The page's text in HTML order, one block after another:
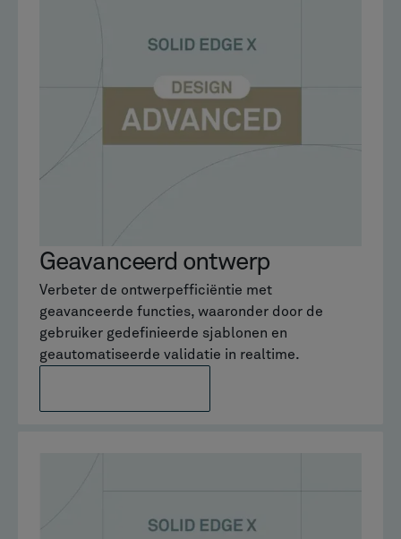
Geavanceerd ontwerp
Verbeter de ontwerpefficiëntie met
geavanceerde functies, waaronder door de
gebruiker gedefinieerde sjablonen en
geautomatiseerde validatie in realtime.